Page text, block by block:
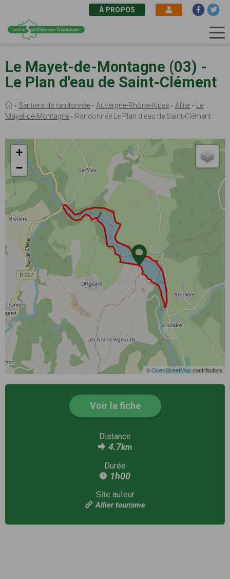
au
contenu
principal
À PROPOS
Le Mayet-de-Montagne (03) -
Le Plan d'eau de Saint-Clément
Fil
d'Ariane
Sentiers de randonnée Auvergne-Rhône-Alpes Allier
Le
Mayet-de-Montagne
Randonnée Le Plan d'eau de Saint-Clément
+
−
©OpenStreetMapcontributors
Voir la fiche
Distance
4.7km
Durée
1h00
Site auteur
Allier tourisme